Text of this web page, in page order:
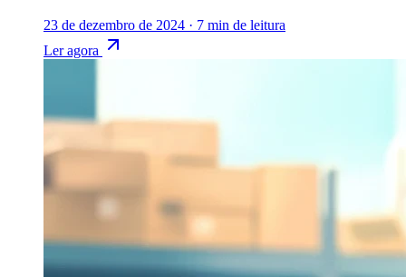
23 de dezembro de 2024 · 7 min de leitura
Ler agora